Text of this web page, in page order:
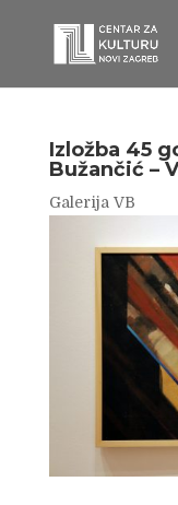
Izložba 45
Bužančić –
Galerija VB